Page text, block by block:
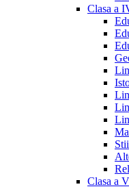
Clasa a
Clasa a